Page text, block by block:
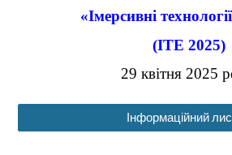
«Імерсивні
(ITE 2025)
29 квітня 2025
Інформаційний